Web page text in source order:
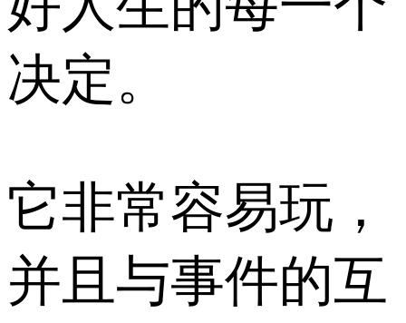
决定。
它非常容易玩，
并且与事件的互